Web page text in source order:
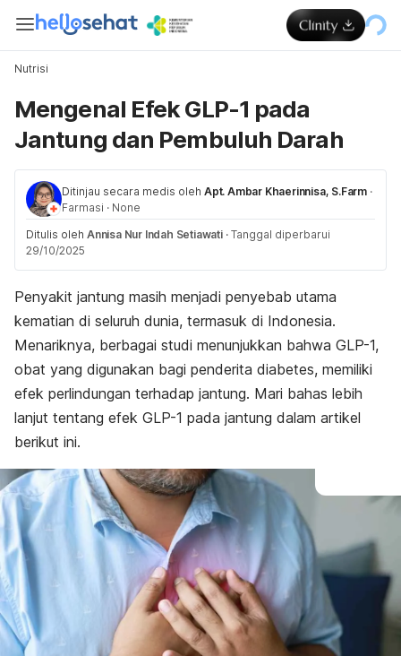
Nutrisi
Mengenal Efek GLP-1 pada
Jantung dan Pembuluh Darah
Ditinjau secara medis oleh Apt. Ambar Khaerinnisa, S.Farm ·
Farmasi · None
Ditulis oleh Annisa Nur Indah Setiawati · Tanggal diperbarui
29/10/2025
Penyakit jantung masih menjadi penyebab utama
kematian di seluruh dunia, termasuk di Indonesia.
Menariknya, berbagai studi menunjukkan bahwa GLP-1,
obat yang digunakan bagi penderita diabetes, memiliki
efek perlindungan terhadap jantung. Mari bahas lebih
lanjut tentang efek GLP-1 pada jantung dalam artikel
berikut ini.